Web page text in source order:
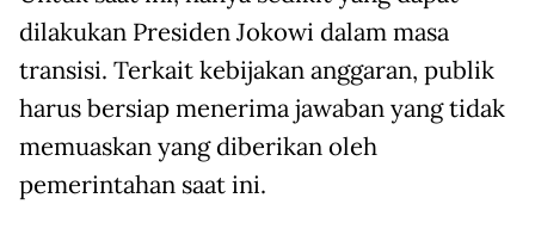
dilakukan Presiden Jokowi dalam masa
transisi. Terkait kebijakan anggaran, publik
harus bersiap menerima jawaban yang tidak
memuaskan yang diberikan oleh
pemerintahan saat ini.